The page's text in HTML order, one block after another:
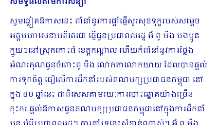
សូមឆ្លៀតឱកាសនេះ ពាំនាំនូវការផ្តាំផ្ញើសួរសុខទុក្ខរបស់សម្តេច
អគ្គមហាសេនាបតីតេជោ ផ្ញើជូនប្រជាពលរដ្ឋ អ៊ំ ពូ មីង បងប្អូន
ក្មួយៗនៅស្រុកកោះធំ ខេត្តកណ្តាល ហើយក៏ពាំនាំនូវការថ្លែង
អំណរគុណជូនចំពោះពូ មីង លោកតាលោកយាយ ដែលបានផ្តល់
ការទុកចិត្ត ជឿលើការដឹកនាំរបស់គណបក្សប្រជាជនកម្ពុជា នៅ
ក្នុង ៤០ ឆ្នាំនេះ ជាពិសេសតាមរយៈការបោះឆ្នោតយ៉ាងច្រើន
កុះករ ផ្តល់ឱកាសជូនគណបក្សប្រជាជនកម្ពុជានៅក្នុងការដឹកនាំ